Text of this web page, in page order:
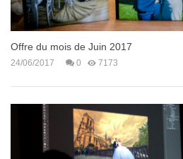
Offre du mois de Juin 2017
24/06/2017 0 7173